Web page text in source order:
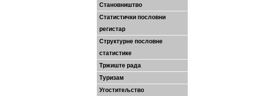
Становништво
Статистички пословни
регистар
Структурне пословне
статистике
Тржиште рада
Туризам
Угоститељство